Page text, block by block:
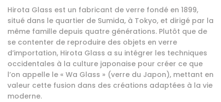
Hirota Glass est un fabricant de verre fondé en 1899,
situé dans le quartier de Sumida, à Tokyo, et dirigé par la
même famille depuis quatre générations. Plutôt que de
se contenter de reproduire des objets en verre
d’importation, Hirota Glass a su intégrer les techniques
occidentales à la culture japonaise pour créer ce que
l’on appelle le « Wa Glass » (verre du Japon), mettant en
valeur cette fusion dans des créations adaptées à la vie
moderne.